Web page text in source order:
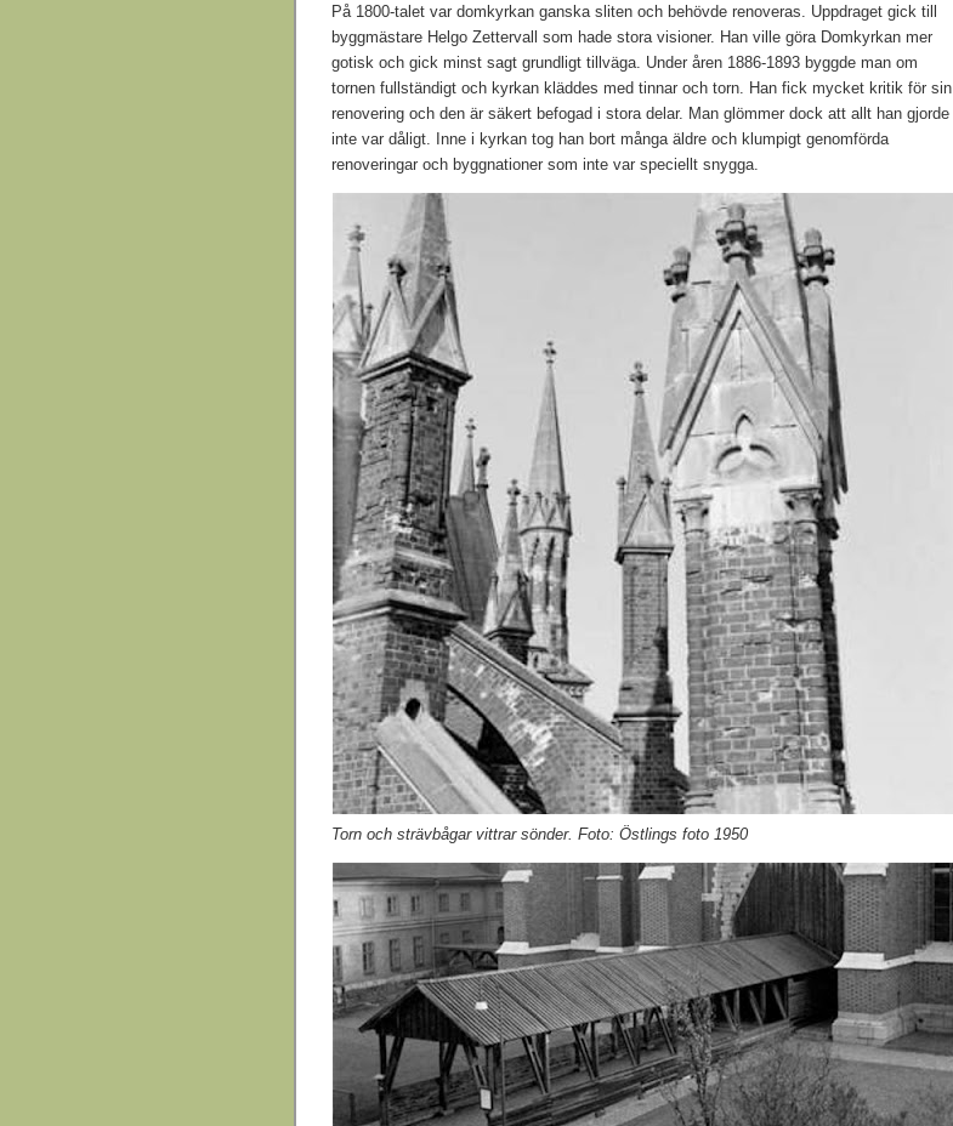
På 1800-talet var domkyrkan ganska sliten och behövde renoveras. Uppdraget gick till
byggmästare Helgo Zettervall som hade stora visioner. Han ville göra Domkyrkan mer
gotisk och gick minst sagt grundligt tillväga. Under åren 1886-1893 byggde man om
tornen fullständigt och kyrkan kläddes med tinnar och torn. Han fick mycket kritik för sin
renovering och den är säkert befogad i stora delar. Man glömmer dock att allt han gjorde
inte var dåligt. Inne i kyrkan tog han bort många äldre och klumpigt genomförda
renoveringar och byggnationer som inte var speciellt snygga.
Torn och strävbågar vittrar sönder. Foto: Östlings foto 1950